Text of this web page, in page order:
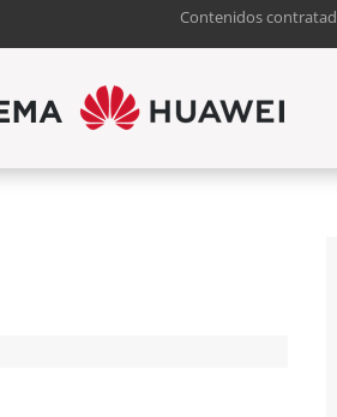
Contenidos